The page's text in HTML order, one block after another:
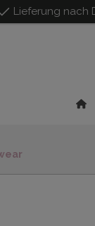
Lieferung nach